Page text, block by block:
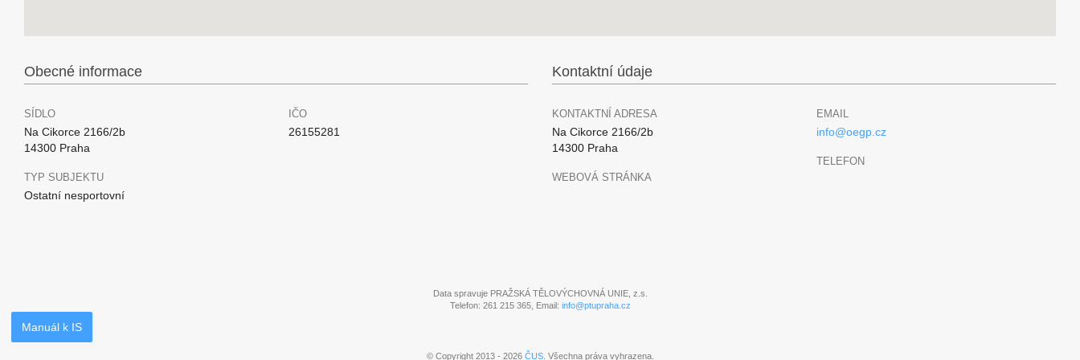
Obecné informace
SÍDLO
Na Cikorce 2166/2b
14300 Praha
TYP SUBJEKTU
Ostatní nesportovní
IČO
26155281
Kontaktní údaje
KONTAKTNÍ ADRESA
Na Cikorce 2166/2b
14300 Praha
WEBOVÁ STRÁNKA
EMAIL
info@oegp.cz
TELEFON
Data spravuje PRAŽSKÁ TĚLOVÝCHOVNÁ UNIE, z.s.
Telefon: 261 215 365, Email: info@ptupraha.cz
Manuál k IS
© Copyright 2013 - 2026 ČUS. Všechna práva vyhrazena.